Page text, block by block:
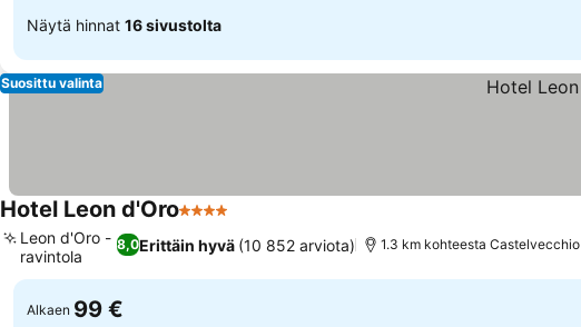
Näytä hinnat 16 sivustolta
Suosittu valinta
Hotel Leon d'Oro4 Tähtiluokitus
8,0Erittäin hyvä (10 852 arviota)
Leon d'Oro -
ravintola
1.3 km kohteesta Castelvecchio
Alkaen 99 €